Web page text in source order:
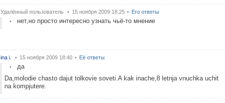
Удалённый пользователь 15 ноября 2009 18:25 Его ответы
нет,но просто интересно узнать чьё-то мнение
ina i. 15 ноября 2009 18:40 Её ответы
да
Da,molodie chasto dajut tolkovie soveti.A kak inache,8 letnja vnuchka uchit
na kompjutere.